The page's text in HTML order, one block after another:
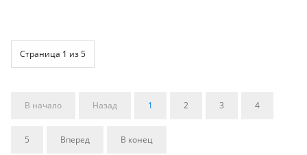
Страница 1 из 5
В начало Назад 1 2 3 4
5 Вперед В конец